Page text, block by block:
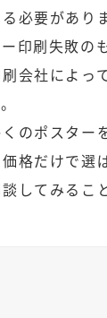
必要がありま
印刷失敗の
会社によっ
のポスター
格だけで選
してみるこ